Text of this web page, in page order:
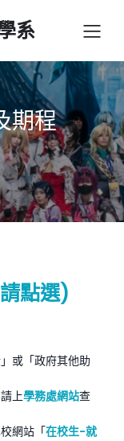
系
期程
點選)
或「政府其他助
上學務處網站查
網站「在校生-就